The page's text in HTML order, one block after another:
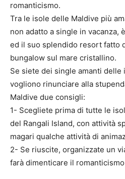
romanticismo.
Tra le isole delle Maldive più
non adatto a single in vacanza,
ed il suo splendido resort fatto
bungalow sul mare cristallino.
Se siete dei single amanti delle
vogliono rinunciare alla
Maldive due consigli:
1- Scegliete prima di tutte le
del Rangali Island, con attività
magari qualche attività di
2- Se riuscite, organizzate un
farà dimenticare il